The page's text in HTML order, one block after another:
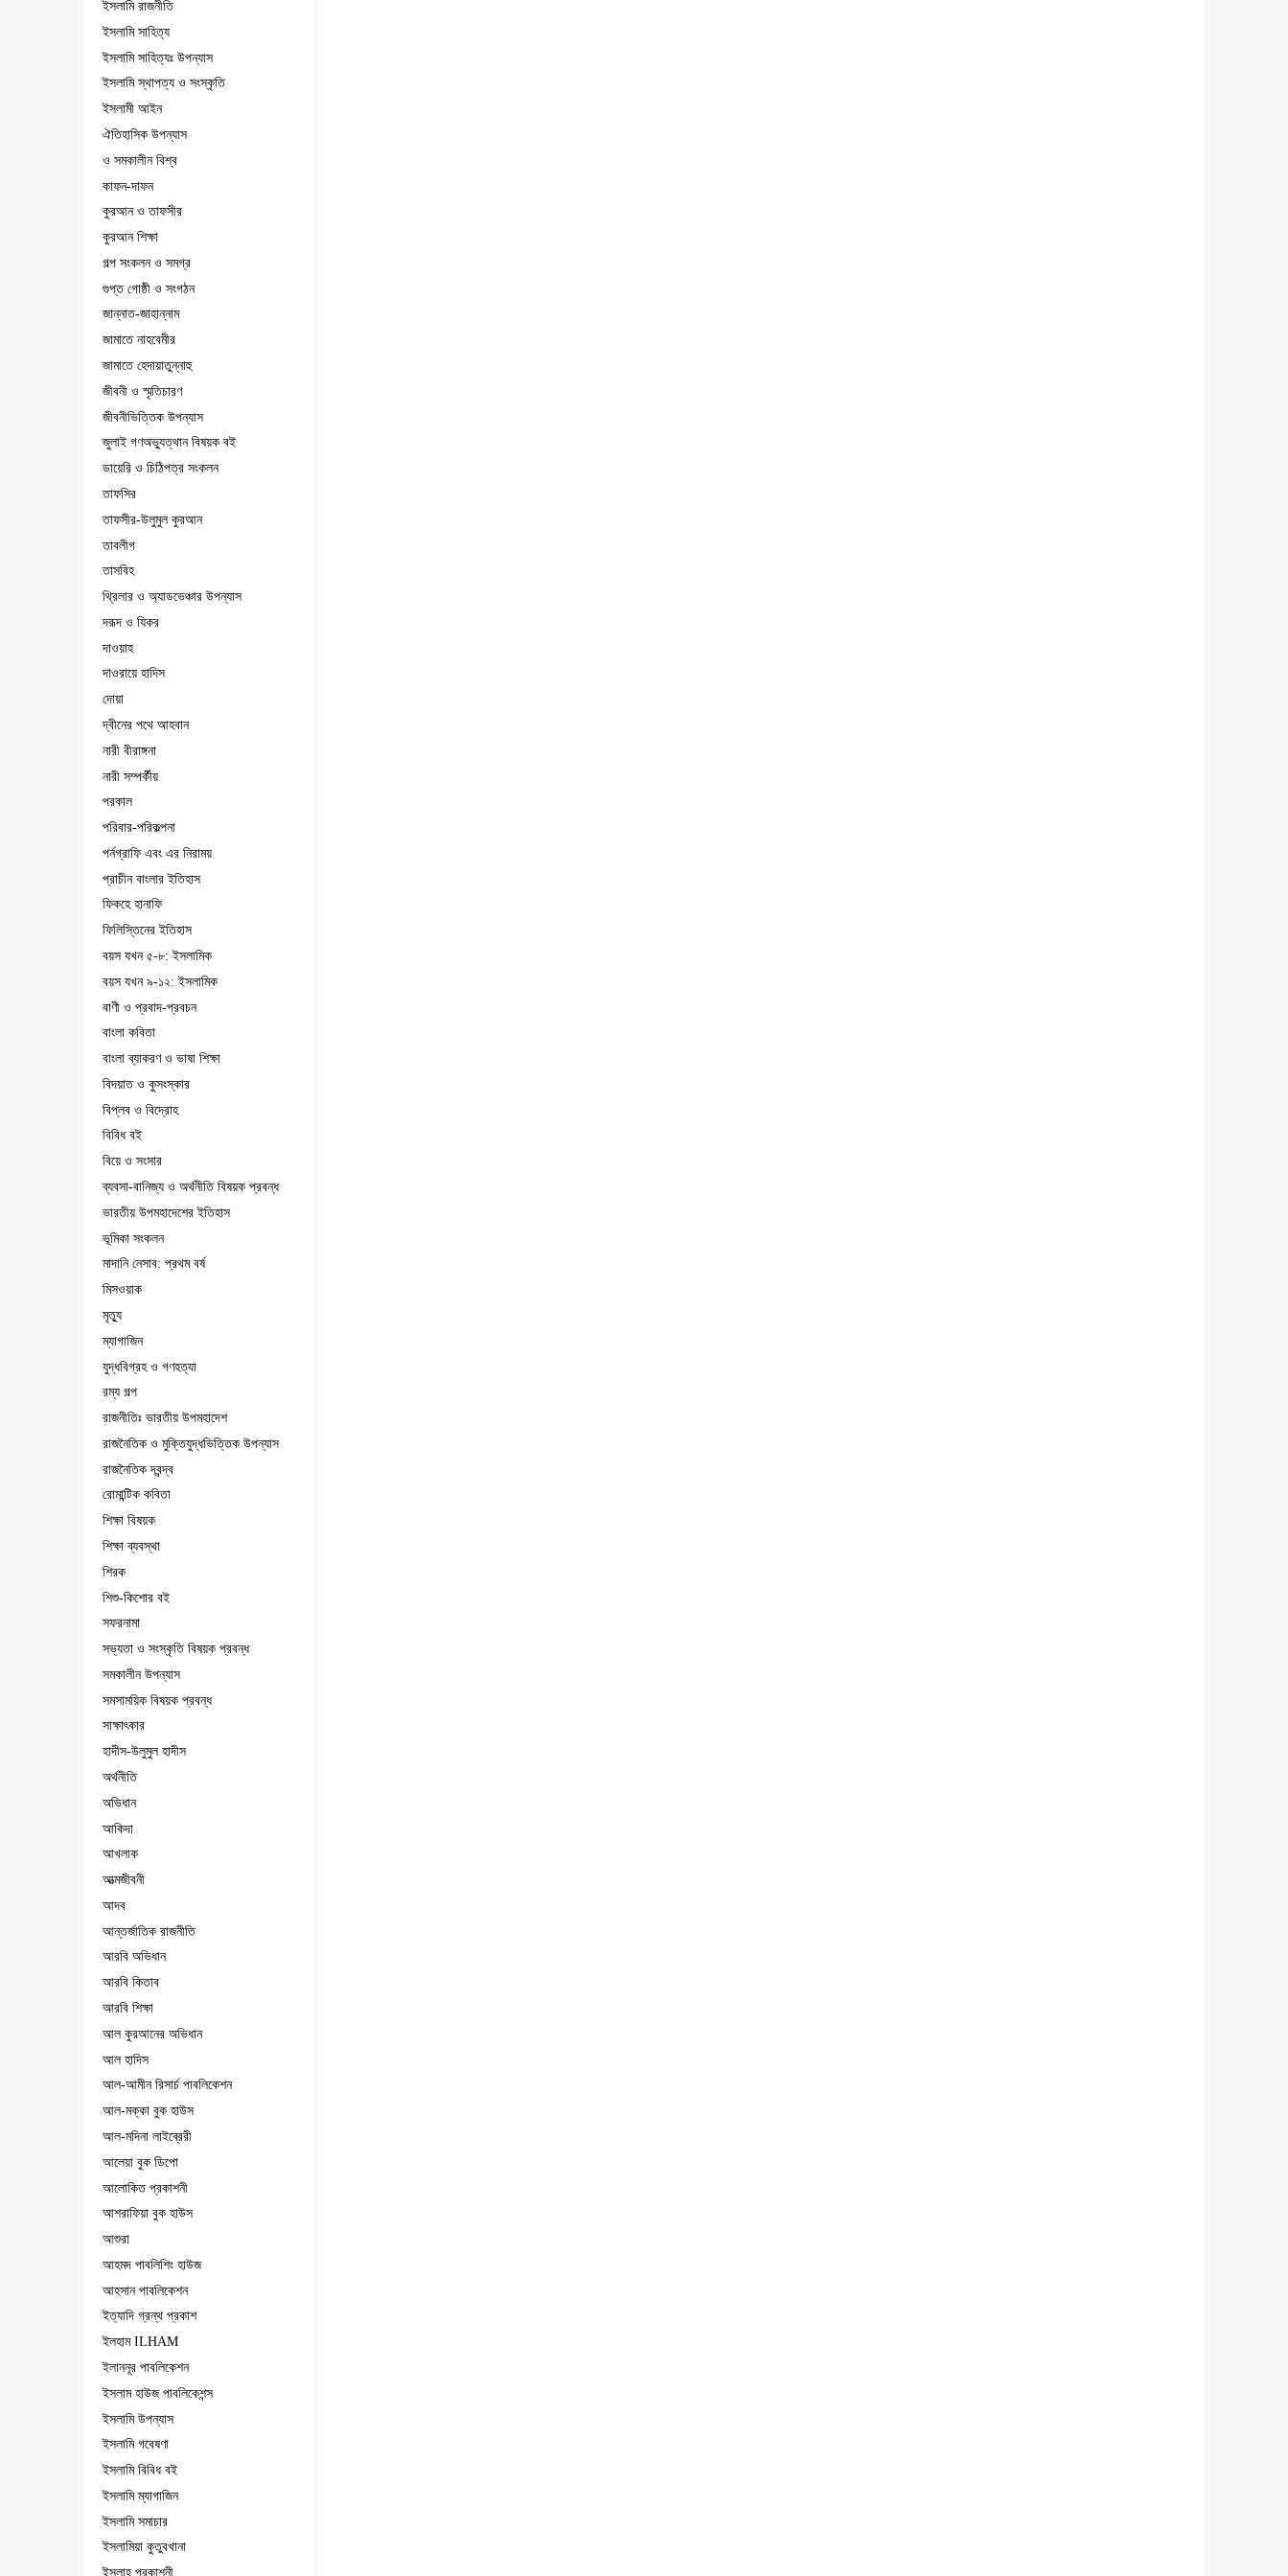
ইসলামি রাজনীতি
ইসলামি সাহিত্য
ইসলামি সাহিত্যঃ উপন্যাস
ইসলামি স্থাপত্য ও সংস্কৃতি
ইসলামী আইন
ঐতিহাসিক উপন্যাস
ও সমকালীন বিশ্ব
কাফন-দাফন
কুরআন ও তাফসীর
কুরআন শিক্ষা
গল্প সংকলন ও সমগ্র
গুপ্ত গোষ্ঠী ও সংগঠন
জান্নাত-জাহান্নাম
জামাতে নাহবেমীর
জামাতে হেদায়াতুন্নাহু
জীবনী ও স্মৃতিচারণ
জীবনীভিত্তিক উপন্যাস
জুলাই গণঅভ্যুত্থান বিষয়ক বই
ডায়েরি ও চিঠিপত্র সংকলন
তাফসির
তাফসীর-উলুমুল কুরআন
তাবলীগ
তাসবিহ
থ্রিলার ও অ্যাডভেঞ্চার উপন্যাস
দরূদ ও যিকর
দাওয়াহ
দাওরায়ে হাদিস
দোয়া
দ্বীনের পথে আহবান
নারী বীরাঙ্গনা
নারী সম্পর্কীয়
পরকাল
পরিবার-পরিকল্পনা
পর্নগ্রাফি এবং এর নিরাময়
প্রাচীন বাংলার ইতিহাস
ফিকহে হানাফি
ফিলিস্তিনের ইতিহাস
বয়স যখন ৫-৮: ইসলামিক
বয়স যখন ৯-১২: ইসলামিক
বাণী ও প্রবাদ-প্রবচন
বাংলা কবিতা
বাংলা ব্যাকরণ ও ভাষা শিক্ষা
বিদয়াত ও কুসংস্কার
বিপ্লব ও বিদ্রোহ
বিবিধ বই
বিয়ে ও সংসার
ব্যবসা-বানিজ্য ও অর্থনীতি বিষয়ক প্রবন্ধ
ভারতীয় উপমহাদেশের ইতিহাস
ভূমিকা সংকলন
মাদানি নেসাব: প্রথম বর্ষ
মিসওয়াক
মৃত্যু
ম্যাগাজিন
যুদ্ধবিগ্রহ ও গণহত্যা
রম্য গল্প
রাজনীতিঃ ভারতীয় উপমহাদেশ
রাজনৈতিক ও মুক্তিযুদ্ধভিত্তিক উপন্যাস
রাজনৈতিক দ্বন্দ্ব
রোমান্টিক কবিতা
শিক্ষা বিষয়ক
শিক্ষা ব্যবস্থা
শিরক
শিশু-কিশোর বই
সফরনামা
সভ্যতা ও সংস্কৃতি বিষয়ক প্রবন্ধ
সমকালীন উপন্যাস
সমসাময়িক বিষয়ক প্রবন্ধ
সাক্ষাৎকার
হাদীস-উলুমুল হাদীস
অর্থনীতি
অভিধান
আকিদা
আখলাক
আত্মজীবনী
আদব
আন্তর্জাতিক রাজনীতি
আরবি অভিধান
আরবি কিতাব
আরবি শিক্ষা
আল কুরআনের অভিধান
আল হাদিস
আল-আমীন রিসার্চ পাবলিকেশন
আল-মক্কা বুক হাউস
আল-মদিনা লাইব্রেরী
আলেয়া বুক ডিপো
আলোকিত প্রকাশনী
আশরাফিয়া বুক হাউস
আশুরা
আহমদ পাবলিশিং হাউজ
আহসান পাবলিকেশন
ইত্যাদি গ্রন্থ প্রকাশ
ইলহাম ILHAM
ইলাননূর পাবলিকেশন
ইসলাম হাউজ পাবলিকেশন্স
ইসলামি উপন্যাস
ইসলামি গবেষণা
ইসলামি বিবিধ বই
ইসলামি ম্যাগাজিন
ইসলামি সমাচার
ইসলামিয়া কুতুবখানা
ইসলাহ প্রকাশনী